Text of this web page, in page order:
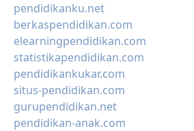
pendidikanku.net
berkaspendidikan.com
elearningpendidikan.com
statistikapendidikan.com
pendidikankukar.com
situs-pendidikan.com
gurupendidikan.net
pendidikan-anak.com